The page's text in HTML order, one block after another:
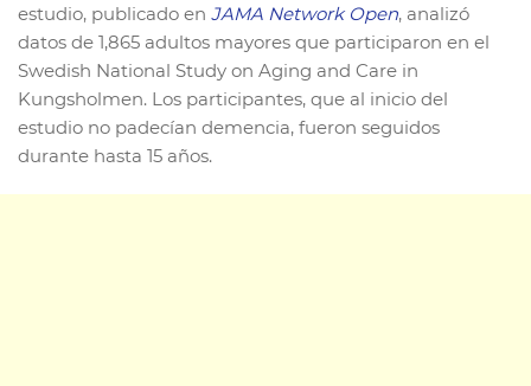
estudio, publicado en JAMA Network Open, analizó
datos de 1,865 adultos mayores que participaron en el
Swedish National Study on Aging and Care in
Kungsholmen. Los participantes, que al inicio del
estudio no padecían demencia, fueron seguidos
durante hasta 15 años.